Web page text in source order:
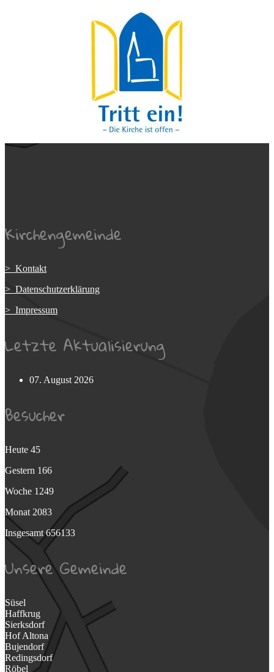
Kirchengemeinde
> Kontakt
> Datenschutzerklärung
> Impressum
Letzte Aktualisierung
07. August 2026
Besucher
Heute 45
Gestern 166
Woche 1249
Monat 2083
Insgesamt656133
Unsere Gemeinde
Süsel
Haffkrug
Sierksdorf
Hof Altona
Bujendorf
Redingsdorf
Röbel